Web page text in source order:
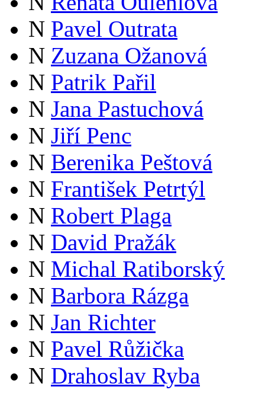
N Pavel Outrata
N Zuzana Ožanová
N Patrik Pařil
N Jana Pastuchová
N Jiří Penc
N Berenika Peštová
N František Petrtýl
N Robert Plaga
N David Pražák
N Michal Ratiborský
N Barbora Rázga
N Jan Richter
N Pavel Růžička
N Drahoslav Ryba